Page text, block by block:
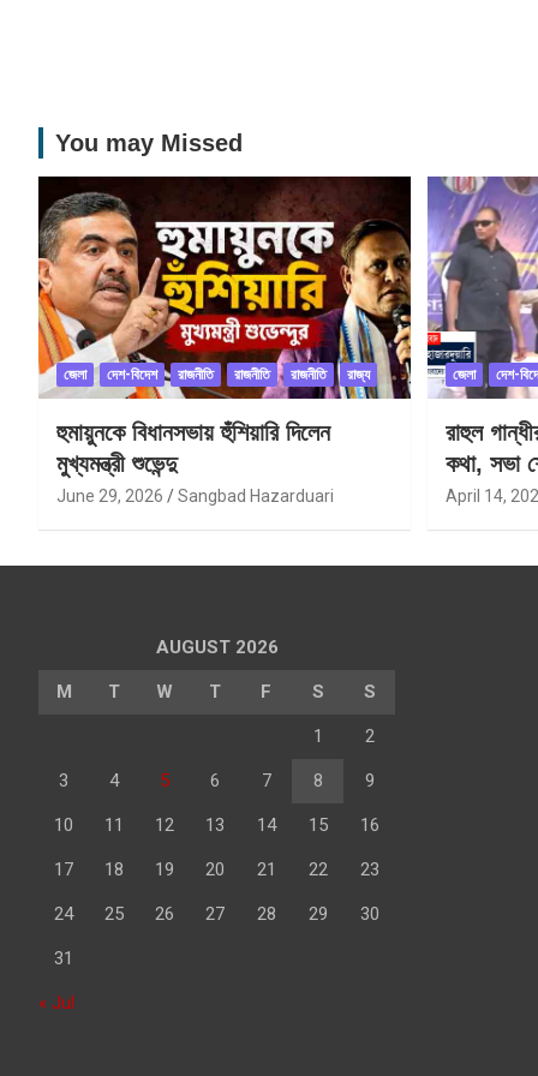
You may Missed
জেলা দেশ-বিদেশ রাজনীতি রাজনীতি রাজনীতি রাজ্য
হুমায়ুনকে বিধানসভায় হুঁশিয়ারি দিলেন
মুখ্যমন্ত্রী শুভেন্দু
June 29, 2026 Sangbad Hazarduari
জেলা দেশ-
রাহুল
কথা, সভা
April 14,
AUGUST 2026
M T W T F S S
1 2
3 4 5 6 7 8 9
10 11 12 13 14 15 16
17 18 19 20 21 22 23
24 25 26 27 28 29 30
31
« Jul